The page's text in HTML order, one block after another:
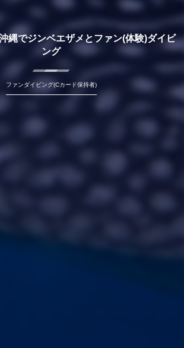
縄でジンベエザメとファン(体験)ダイビ
ング
ファンダイビング(Cカード保持者)